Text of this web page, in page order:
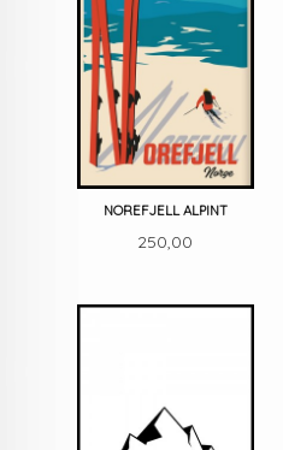
NOREFJELL ALPINT
Pris
250,00